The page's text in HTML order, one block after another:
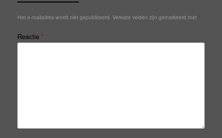
Het e-mailadres wordt niet gepubliceerd. Vereiste velden zijn gemarkeerd met *
Reactie *